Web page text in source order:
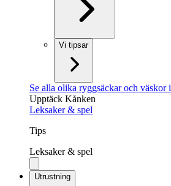
Vi tipsar
Se alla olika ryggsäckar och väskor
Upptäck Kånken
Leksaker & spel
Tips
Leksaker & spel
Utrustning